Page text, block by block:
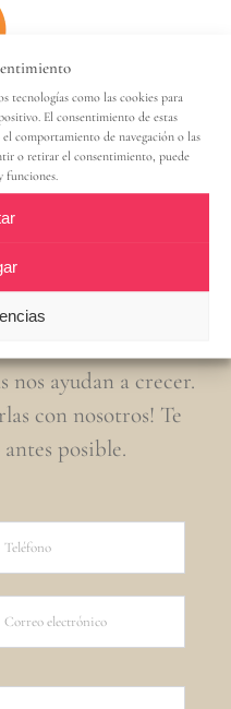
tecnologías como las cookies para
El consentimiento de estas
comportamiento de navegación o las
o retirar el consentimiento, puede
funciones.
nosotros
nos ayudan a crecer.
con nosotros! Te
posible.